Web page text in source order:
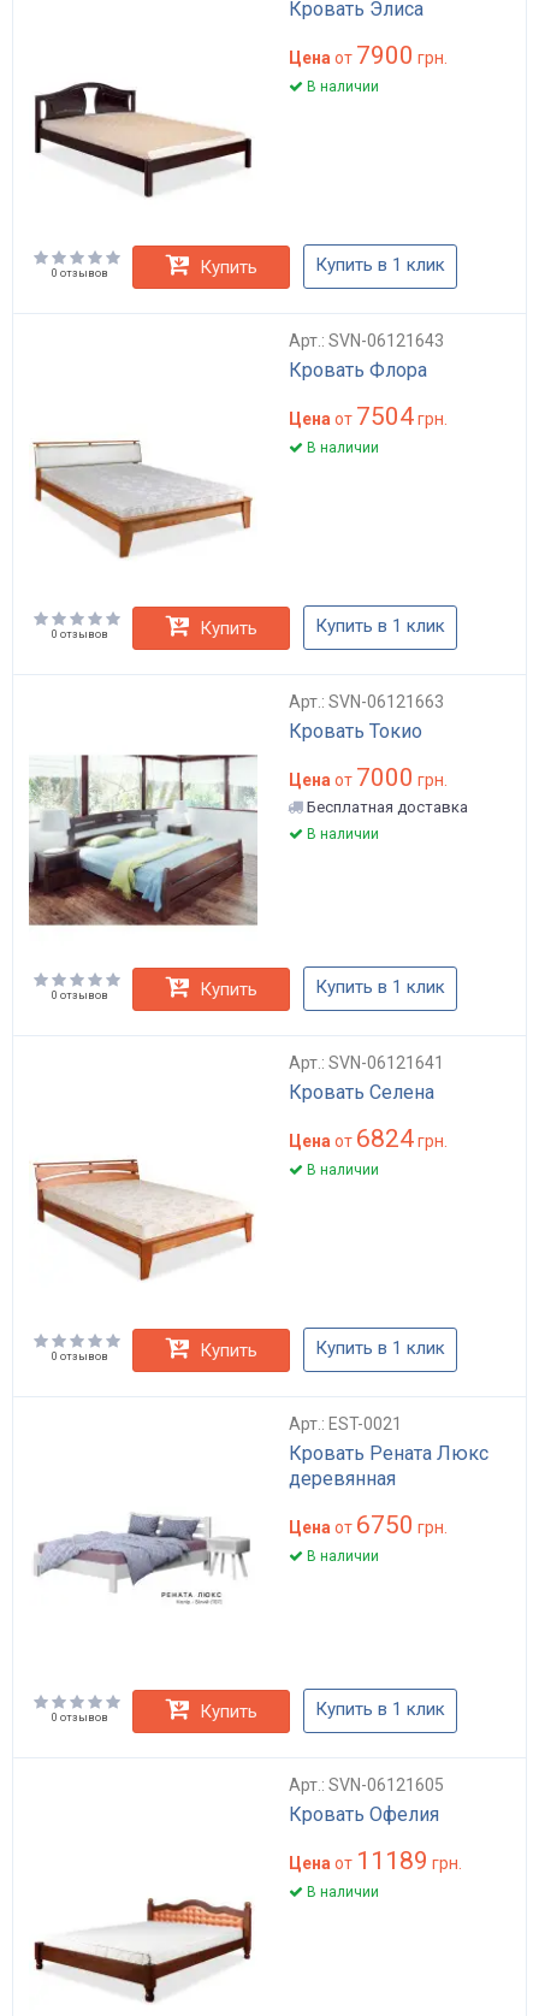
Кровать Элиса
Цена от 7900 грн.
В наличии
0 отзывов Купить Купить в 1 клик
Арт.: SVN-06121643
Кровать Флора
Цена от 7504грн.
В наличии
0 отзывов Купить Купить в 1 клик
Арт.: SVN-06121663
Кровать Токио
Цена от 7000 грн.
Бесплатная доставка
В наличии
0 отзывов Купить Купить в 1 клик
Арт.: SVN-06121641
Кровать Селена
Цена от 6824грн.
В наличии
0 отзывов Купить Купить в 1 клик
Арт.: EST-0021
Кровать Рената Люкс
деревянная
Цена от 6750 грн.
В наличии
0 отзывов Купить Купить в 1 клик
Арт.: SVN-06121605
Кровать Офелия
Цена от 11189 грн.
В наличии